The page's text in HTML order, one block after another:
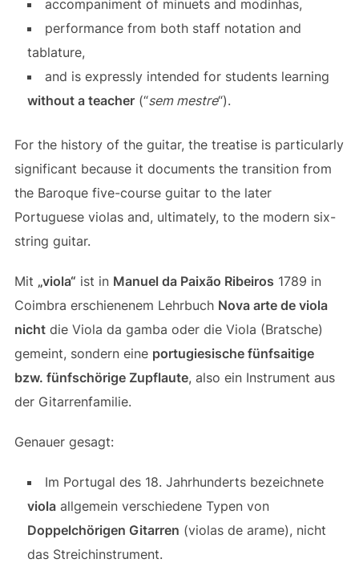
accompaniment of minuets and modinhas,
performance from both staff notation and
tablature,
and is expressly intended for students learning
without a teacher(“sem mestre“).
For the history of the guitar, the treatise is particularly
significant because it documents the transition from
the Baroque five-course guitar to the later
Portuguese violas and, ultimately, to the modern six-
string guitar.
Mit „viola“ ist in Manuel da Paixão Ribeiros 1789 in
Coimbra erschienenem Lehrbuch Nova arte de viola
nichtdie Viola da gamba oder die Viola (Bratsche)
gemeint, sondern eine portugiesische fünfsaitige
bzw. fünfschörige Zupflaute, also ein Instrument aus
der Gitarrenfamilie.
Genauer gesagt:
Im Portugal des 18. Jahrhunderts bezeichnete
violaallgemein verschiedene Typen von
Doppelchörigen Gitarren (violas de arame), nicht
das Streichinstrument.